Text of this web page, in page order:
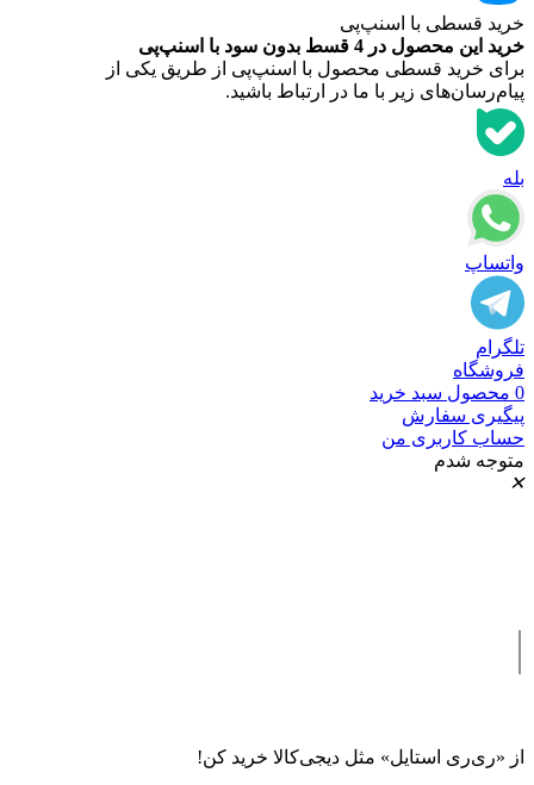
خرید قسطی با اسنپ‌‌پی
خرید این محصول در 4 قسط بدون سود با اسنپ‌‌پی
برای خرید قسطی محصول با اسنپ‌‌پی از طریق یکی از
پیام‌رسان‌های زیر با ما در ارتباط باشید.
بله
واتساپ
تلگرام
فروشگاه
0 محصول سبد خرید
پیگیری سفارش
حساب کاربری من
متوجه شدم
✕
|
از «ری‌ری استایل» مثل دیجی‌کالا خرید کن!